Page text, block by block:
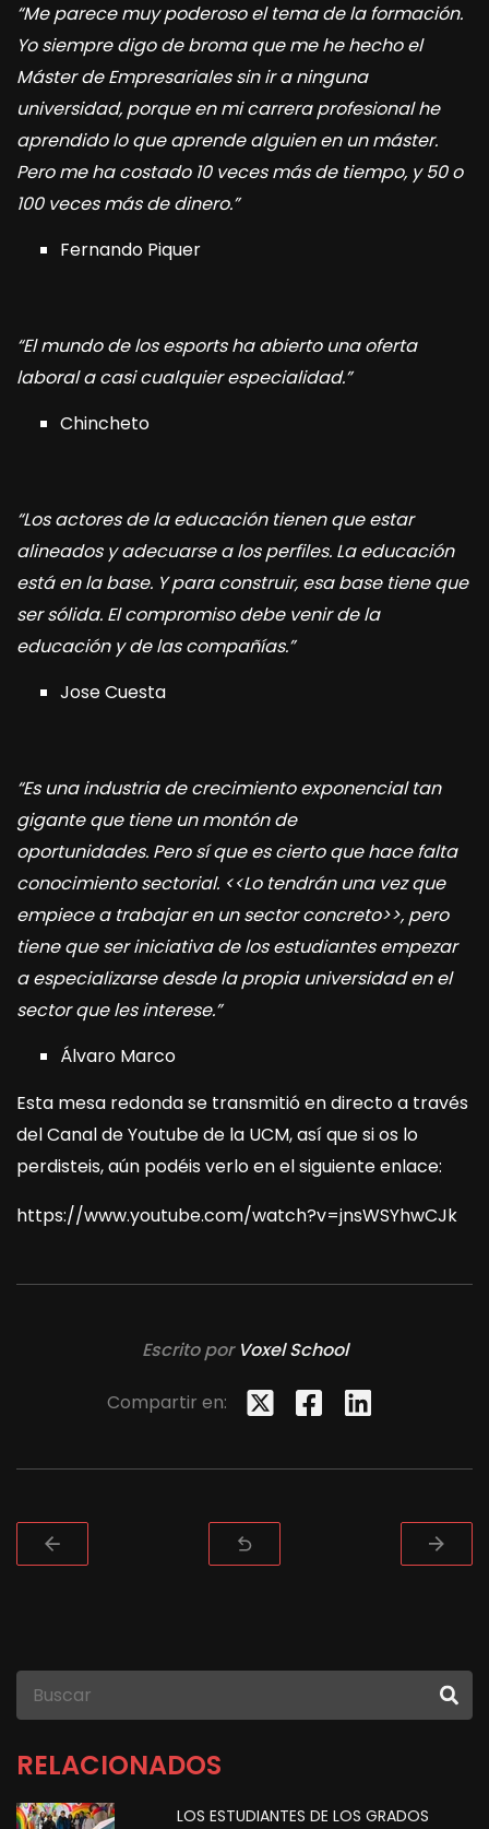
“Me parece muy poderoso el tema de la formación.
Yo siempre digo de broma que me he hecho el
Máster de Empresariales sin ir a ninguna
universidad, porque en mi carrera profesional he
aprendido lo que aprende alguien en un máster.
Pero me ha costado 10 veces más de tiempo, y 50 o
100 veces más de dinero.”
Fernando Piquer
“El mundo de los esports ha abierto una oferta
laboral a casi cualquier especialidad.”
Chincheto
“Los actores de la educación tienen que estar
alineados y adecuarse a los perfiles. La educación
está en la base. Y para construir, esa base tiene que
ser sólida. El compromiso debe venir de la
educación y de las compañías.”
Jose Cuesta
“Es una industria de crecimiento exponencial tan
gigante que tiene un montón de
oportunidades. Pero sí que es cierto que hace falta
conocimiento sectorial. <<Lo tendrán una vez que
empiece a trabajar en un sector concreto>>, pero
tiene que ser iniciativa de los estudiantes empezar
a especializarse desde la propia universidad en el
sector que les interese.”
Álvaro Marco
Esta mesa redonda se transmitió en directo a través
del Canal de Youtube de la UCM, así que si os lo
perdisteis, aún podéis verlo en el siguiente enlace:
https://www.youtube.com/watch?v=jnsWSYhwCJk
Escrito por Voxel School
Compartir en:
RELACIONADOS
LOS ESTUDIANTES DE LOS GRADOS